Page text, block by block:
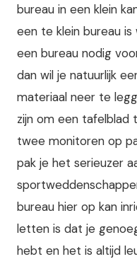
bureau in een klein
een te klein bureau
een bureau nodig
dan wil je natuurlijk
materiaal neer te
zijn om een tafelblad
twee monitoren op
pak je het serieuzer
bureau hier op kan
letten is dat je
hebt en het is altijd